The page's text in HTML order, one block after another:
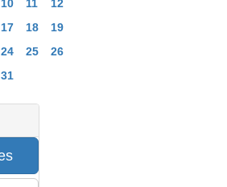
10 11
12
17 18
19
24 25
26
31